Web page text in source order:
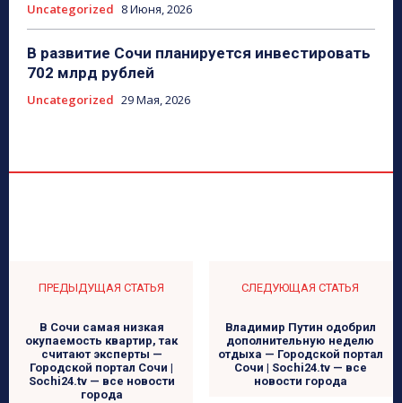
Uncategorized 8 Июня, 2026
В развитие Сочи планируется инвестировать
702 млрд рублей
Uncategorized 29 Мая, 2026
ПРЕДЫДУЩАЯ СТАТЬЯ
В Сочи самая низкая
окупаемость квартир, так
считают эксперты —
Городской портал Сочи |
Sochi24.tv — все новости
города
СЛЕДУЮЩАЯ СТАТЬЯ
Владимир Путин одобрил
дополнительную неделю
отдыха — Городской портал
Сочи | Sochi24.tv — все
новости города